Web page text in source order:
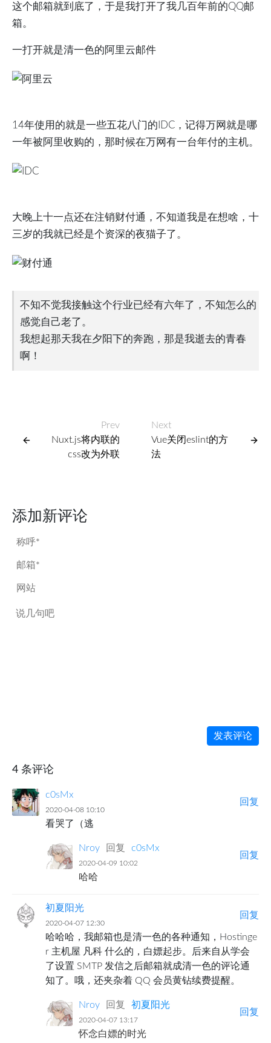
这个邮箱就到底了，于是我打开了我几百年前的QQ邮
箱。
一打开就是清一色的阿里云邮件
14年使用的就是一些五花八门的IDC，记得万网就是哪
一年被阿里收购的，那时候在万网有一台年付的主机。
大晚上十一点还在注销财付通，不知道我是在想啥，十
三岁的我就已经是个资深的夜猫子了。
不知不觉我接触这个行业已经有六年了，不知怎么的
感觉自己老了。
我想起那天我在夕阳下的奔跑，那是我逝去的青春
啊！
Prev
Nuxt.js将内联的
css改为外联
Next
Vue关闭eslint的方
法
4 条评论
c0sMx
2020-04-08 10:10
回复
看哭了（逃
Nroy 回复 c0sMx
2020-04-09 10:02
回复
哈哈
初夏阳光
2020-04-07 12:30
回复
哈哈哈，我邮箱也是清一色的各种通知，Hostinge
r 主机屋 凡科 什么的，白嫖起步。后来自从学会
了设置 SMTP 发信之后邮箱就成清一色的评论通
知了。哦，还夹杂着 QQ 会员黄钻续费提醒。
Nroy 回复 初夏阳光
2020-04-07 13:17
回复
怀念白嫖的时光
添加新评论
发表评论